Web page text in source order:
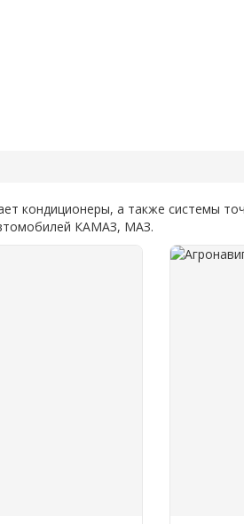
кондиционеры, а также системы
КАМАЗ, МАЗ.